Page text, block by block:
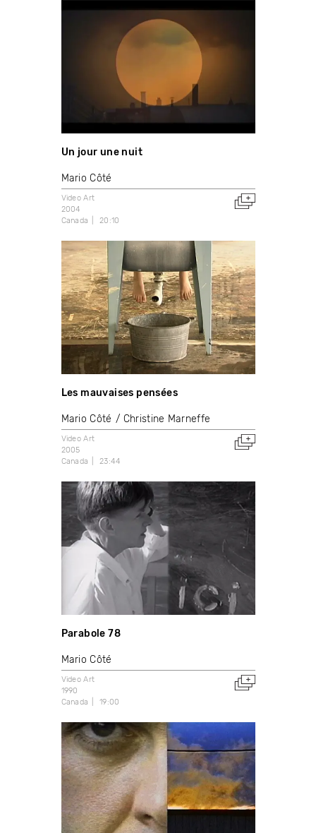
Un jour une nuit
Mario Côté
Video Art
2004
Canada
20:10
Les mauvaises pensées
Mario Côté Christine Marneffe
Video Art
2005
Canada
23:44
Parabole 78
Mario Côté
Video Art
1990
Canada
19:00